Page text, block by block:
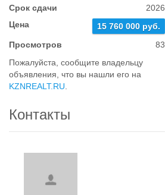
Срок сдачи
2026
Цена
15 760 000 руб.
Просмотров
83
Пожалуйста, сообщите владельцу
объявления, что вы нашли его на
KZNREALT.RU
Контакты